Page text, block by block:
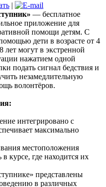
|
— бесплатное
приложение для
помощи детям. С
дети в возрасте от 4
лет могут в экстренной
нажатием одной
подать сигнал бедствия и
незамедлительную
волонтёров.
интегрировано с
максимально
местоположения
курсе, где находится их
представлены
в различных